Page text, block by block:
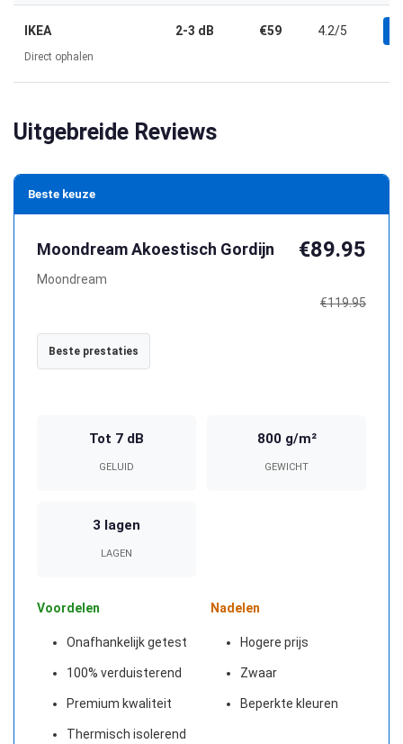
IKEA
Direct ophalen
2-3 dB €59 4.2/5
Uitgebreide Reviews
Beste keuze
Moondream Akoestisch Gordijn
Moondream
€89.95
€119.95
Beste prestaties
Tot 7 dB
GELUID
800 g/m²
GEWICHT
3 lagen
LAGEN
Voordelen
Onafhankelijk getest
100% verduisterend
Premium kwaliteit
Thermisch isolerend
Nadelen
Hogere prijs
Zwaar
Beperkte kleuren